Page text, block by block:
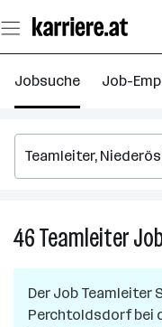
Seiteninhalt
springen
Jobsuche Job-
46Teamleiter
Der Job Teamleiter
Perchtoldsdorfbei